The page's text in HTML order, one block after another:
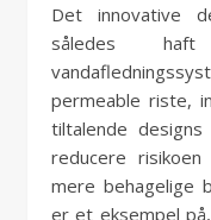
Det innovative
således
permeable riste,
tiltalende
reducere
mere behagelige
er et eksempel